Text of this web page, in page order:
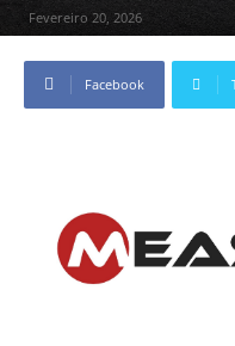
Fevereiro 20, 2026
Facebook